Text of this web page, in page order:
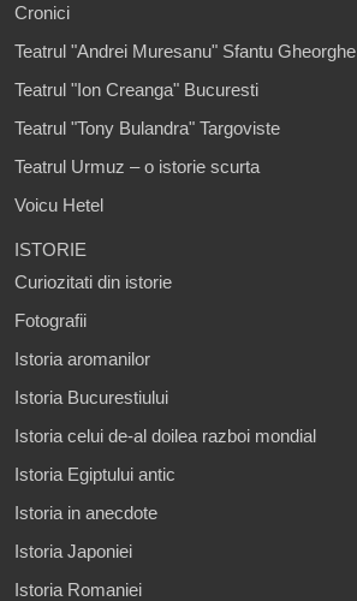
Cronici
Teatrul "Andrei Muresanu" Sfantu Gheorghe
Teatrul "Ion Creanga" Bucuresti
Teatrul "Tony Bulandra" Targoviste
Teatrul Urmuz – o istorie scurta
Voicu Hetel
ISTORIE
Curiozitati din istorie
Fotografii
Istoria aromanilor
Istoria Bucurestiului
Istoria celui de-al doilea razboi mondial
Istoria Egiptului antic
Istoria in anecdote
Istoria Japoniei
Istoria Romaniei